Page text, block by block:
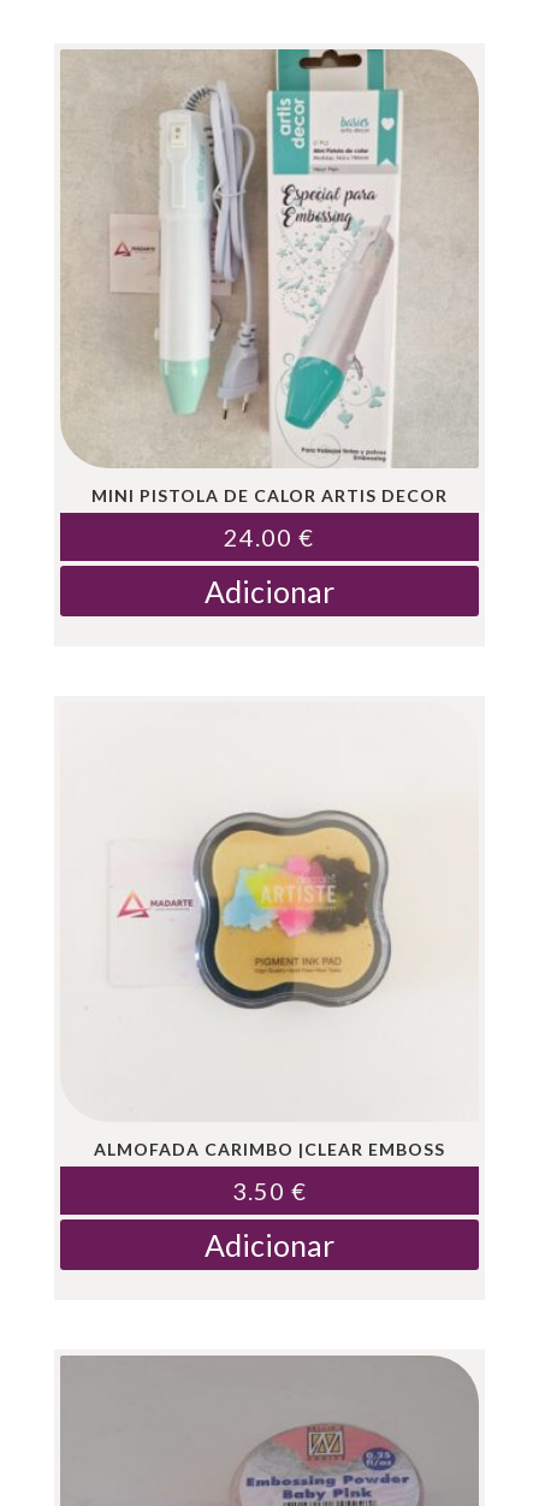
MINI PISTOLA DE CALOR ARTIS DECOR
24.00€
Adicionar
ALMOFADA CARIMBO |CLEAR EMBOSS
3.50 €
Adicionar